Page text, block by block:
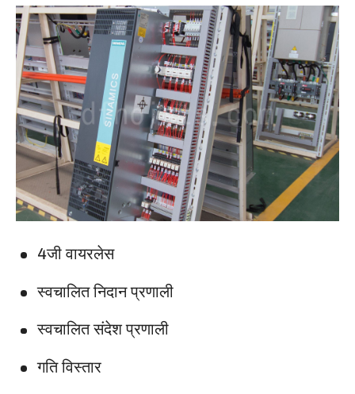
4जी वायरलेस
स्वचालित निदान प्रणाली
स्वचालित संदेश प्रणाली
गति विस्तार